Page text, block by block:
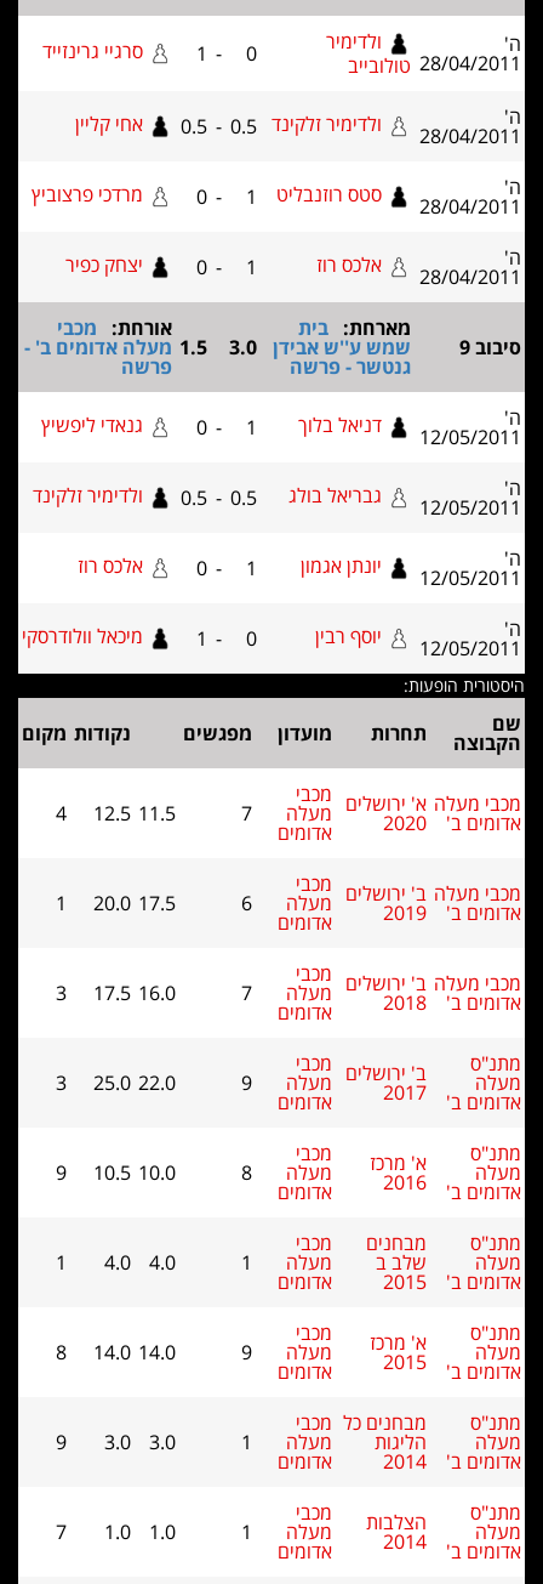
28/04/
ולדימיר
טולובייב
- סרגיי גרינזייד
28/04/ ולדימיר זלקינד 0.5
-
0.5 אחי קליין
28/04/ סטס רוזנבליט 1 מרדכי פרצוביץ
28/04/ אלכס רוז יצחק כפיר
9
מארחת:בית
שמש ע''ש אבידן
גנטשר - פרשה
3.0
1.5
אורחת:מכבי
מעלה אדומים ב' -
פרשה
12/05/ דניאל בלוך גנאדי ליפשיץ
12/05/ גבריאל בולג 0.5
-
0.5 ולדימיר זלקינד
12/05/ יונתן אגמון אלכס רוז
12/05/ יוסף רבין - מיכאל וולודרסקי
הופעות:
תחרות מועדון מפגשים נקודות מקום
מעלה
ב'
א' ירושלים
2020
מכבי
מעלה
אדומים
7
12.5
4
מעלה
ב'
ב' ירושלים
2019
מכבי
מעלה
אדומים
6
20.0
1
מעלה
ב'
ב' ירושלים
2018
מכבי
מעלה
אדומים
7
17.5
3
ב'
ב' ירושלים
2017
מכבי
מעלה
אדומים
9
25.0
3
ב'
א' מרכז
2016
מכבי
מעלה
אדומים
8
10.5
9
ב'
מבחנים
שלב ב
2015
מכבי
מעלה
אדומים
1
4.0
1
ב'
א' מרכז
2015
מכבי
מעלה
אדומים
9
14.0
8
ב'
מבחנים כל
הליגות
2014
מכבי
מעלה
אדומים
1
3.0
9
ב'
הצלבות
2014
מכבי
מעלה
אדומים
1
1.0